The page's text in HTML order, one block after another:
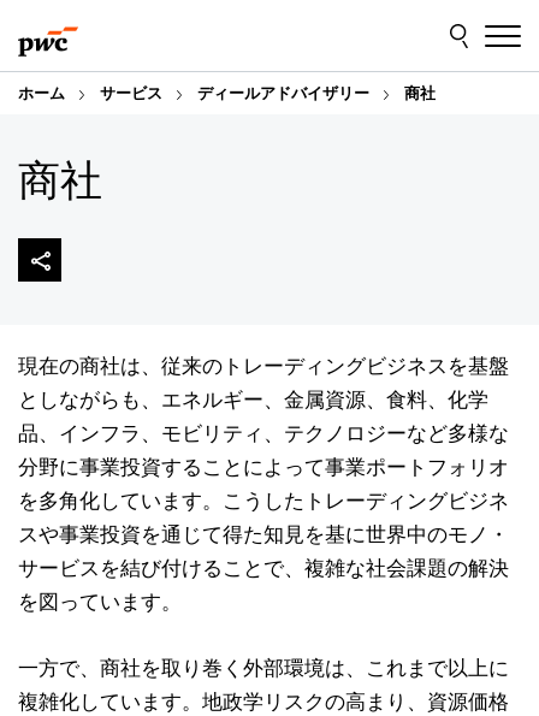
to
content
to
footer
ホーム サービス ディールアドバイザリー 商社
商社
現在の商社は、従来のトレーディングビジネスを基盤
としながらも、エネルギー、金属資源、食料、化学
品、インフラ、モビリティ、テクノロジーなど多様な
分野に事業投資することによって事業ポートフォリオ
を多角化しています。こうしたトレーディングビジネ
スや事業投資を通じて得た知見を基に世界中のモノ・
サービスを結び付けることで、複雑な社会課題の解決
を図っています。
一方で、商社を取り巻く外部環境は、これまで以上に
複雑化しています。地政学リスクの高まり、資源価格